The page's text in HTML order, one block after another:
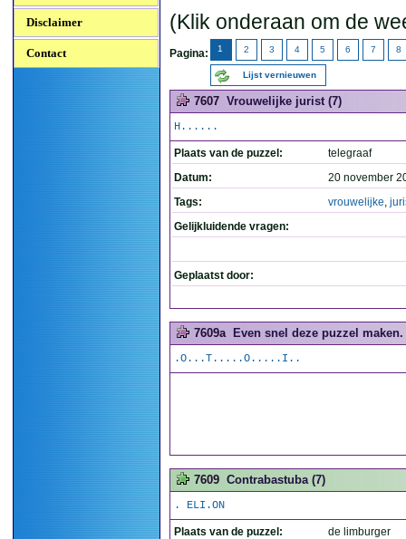
Disclaimer
Contact
(Klik onderaan om de
Pagina: 1 2 3 4 5 6 7 8
Lijst vernieuwen
7607 Vrouwelijke jurist (7)
H......
Plaats van de puzzel:
telegraaf
Datum:
20 november
Tags:
vrouwelijke,
Gelijkluidende vragen:
Geplaatst door:
7609a Even snel deze puzzel maken.
.O...T.....O.....I..
7609 Contrabastuba (7)
. ELI.ON
Plaats van de puzzel:
de limburger